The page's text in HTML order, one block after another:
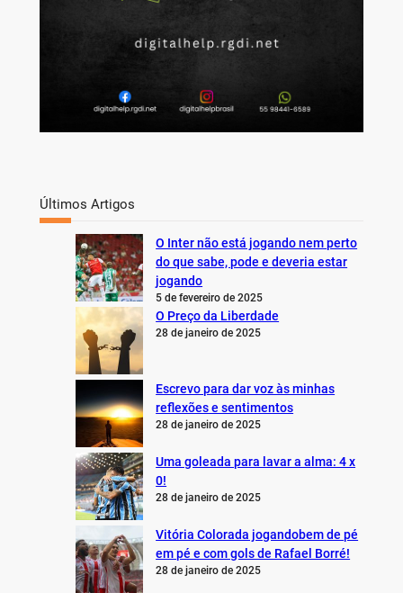
Últimos Artigos
O Inter não está jogando nem perto
do que sabe, pode e deveria estar
jogando
5 de fevereiro de 2025
O Preço da Liberdade
28 de janeiro de 2025
Escrevo para dar voz às minhas
reflexões e sentimentos
28 de janeiro de 2025
Uma goleada para lavar a alma: 4 x
0!
28 de janeiro de 2025
Vitória Colorada jogandobem de pé
em pé e com gols de Rafael Borré!
28 de janeiro de 2025